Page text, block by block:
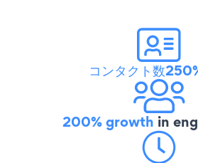
コンタクト数
200% growth in